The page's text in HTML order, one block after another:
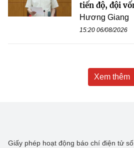
tiến độ, đội
Hương Giang
15:20 06/08/2026
Xem thêm
Giấy phép hoạt động báo chí điện tử